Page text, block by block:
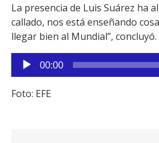
Email
La presencia de Luis Suárez ha
callado, nos está enseñando
llegar bien al Mundial”, concluyó.
Reproductor
de
audio
00:00
Foto: EFE